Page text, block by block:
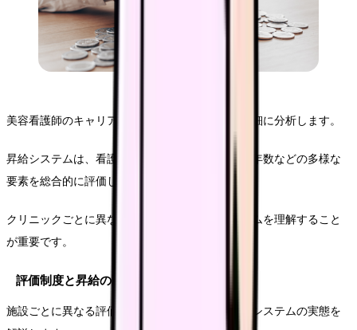
美容看護師のキャリアにおける昇給の仕組みを詳細に分析します。
昇給システムは、看護師の専門性、貢献度、経験年数などの多様な
要素を総合的に評価して決定されます。
クリニックごとに異なる評価基準と昇給メカニズムを理解すること
が重要です。
評価制度と昇給の関係
施設ごとに異なる評価基準と、それに基づく昇給システムの実態を